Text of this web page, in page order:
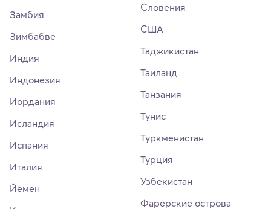
Замбия
Зимбабве
Индия
Индонезия
Иордания
Исландия
Испания
Италия
Йемен
Словения
США
Таджикистан
Таиланд
Танзания
Тунис
Туркменистан
Турция
Узбекистан
Фарерские острова